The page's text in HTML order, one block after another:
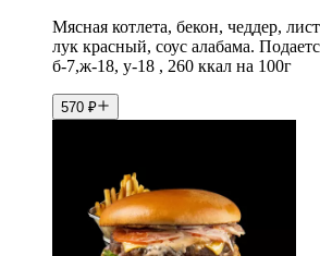
Мясная котлета, бекон, чеддер,
лук красный, соус алабама.
б-7,ж-18, у-18 , 260 ккал на 100г
570 ₽